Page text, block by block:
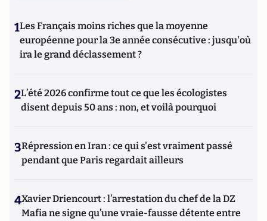
1Les Français moins riches que la moyenne
européenne pour la 3e année consécutive : jusqu'où
ira le grand déclassement ?
2L’été 2026 confirme tout ce que les écologistes
disent depuis 50 ans : non, et voilà pourquoi
3Répression en Iran : ce qui s'est vraiment passé
pendant que Paris regardait ailleurs
4Xavier Driencourt : l’arrestation du chef de la DZ
Mafia ne signe qu’une vraie-fausse détente entre